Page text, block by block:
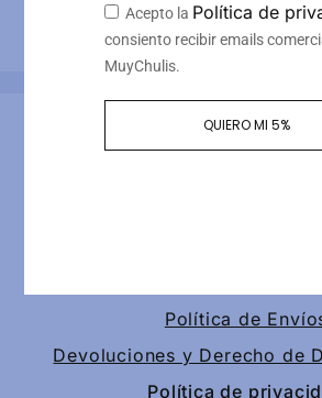
Métodos de
Información de
Política de
Devoluciones y Derecho de
Política de
Acepto la Política de
consiento recibir emails
MuyChulis.
QUIERO MI 5%